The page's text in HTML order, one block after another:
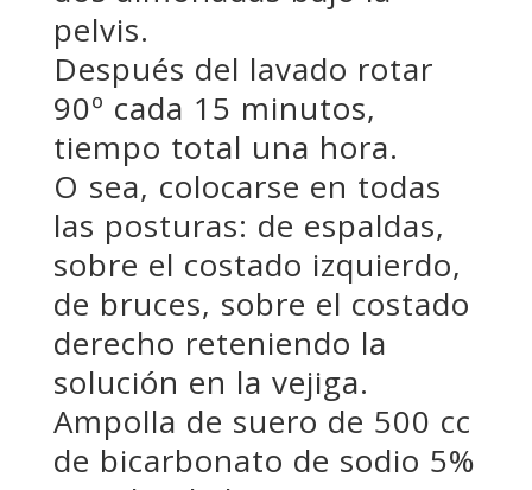
pelvis.
Después del lavado rotar
90º cada 15 minutos,
tiempo total una hora.
O sea, colocarse en todas
las posturas: de espaldas,
sobre el costado izquierdo,
de bruces, sobre el costado
derecho reteniendo la
solución en la vejiga.
Ampolla de suero de 500 cc
de bicarbonato de sodio 5%